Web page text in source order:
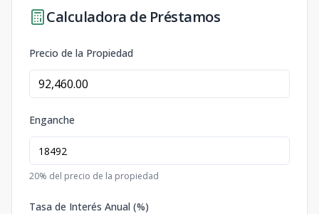
Calculadora de Préstamos
Precio de la Propiedad
Enganche
20% del precio de la propiedad
Tasa de Interés Anual (%)